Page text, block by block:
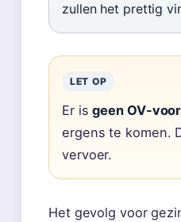
zullen het prettig
LET OP
Er isgeen OV-
ergens te komen.
vervoer.
Het gevolg voor